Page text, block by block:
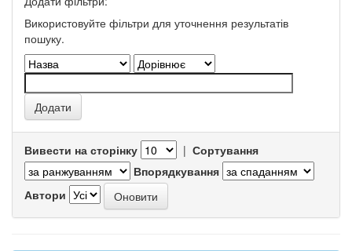
Використовуйте фільтри для уточнення результатів
пошуку.
Вивести на сторінку | Сортування
Впорядкування
Автори